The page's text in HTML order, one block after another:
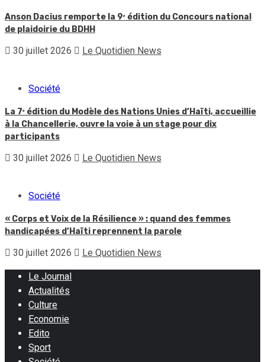
Anson Dacius remporte la 9ᵉ édition du Concours national
de plaidoirie du BDHH
30 juillet 2026 Le Quotidien News
Société
La 7ᵉ édition du Modèle des Nations Unies d’Haïti, accueillie
à la Chancellerie, ouvre la voie à un stage pour dix
participants
30 juillet 2026 Le Quotidien News
Société
« Corps et Voix de la Résilience » : quand des femmes
handicapées d’Haïti reprennent la parole
30 juillet 2026 Le Quotidien News
Le Journal
Actualités
Culture
Economie
Edito
Sport